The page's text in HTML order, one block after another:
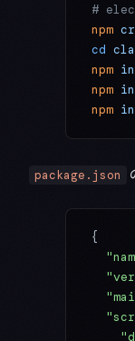
#
npm
cd
npm
npm
npm
package.json
{